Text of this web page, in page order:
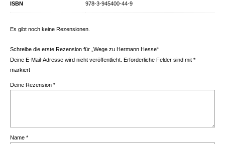
ISBN 978-3-945400-44-9
Es gibt noch keine Rezensionen.
Schreibe die erste Rezension für „Wege zu Hermann Hesse“
Deine E-Mail-Adresse wird nicht veröffentlicht. Erforderliche Felder sind mit *
markiert
Deine Rezension *
Name *